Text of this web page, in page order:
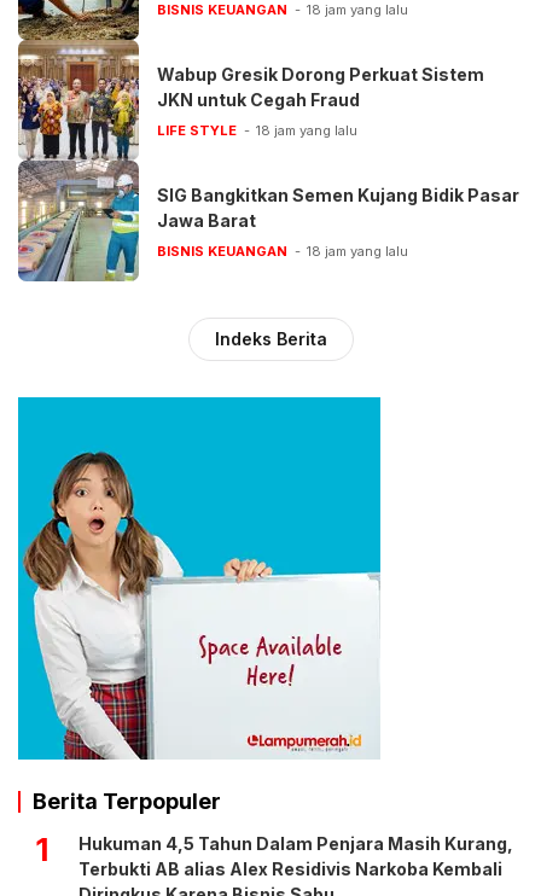
BISNIS KEUANGAN 18 jam yang lalu
Wabup Gresik Dorong Perkuat Sistem
JKN untuk Cegah Fraud
LIFE STYLE 18 jam yang lalu
SIG Bangkitkan Semen Kujang Bidik Pasar
Jawa Barat
BISNIS KEUANGAN 18 jam yang lalu
Indeks Berita
Berita Terpopuler
1
Hukuman 4,5 Tahun Dalam Penjara Masih Kurang,
Terbukti AB alias Alex Residivis Narkoba Kembali